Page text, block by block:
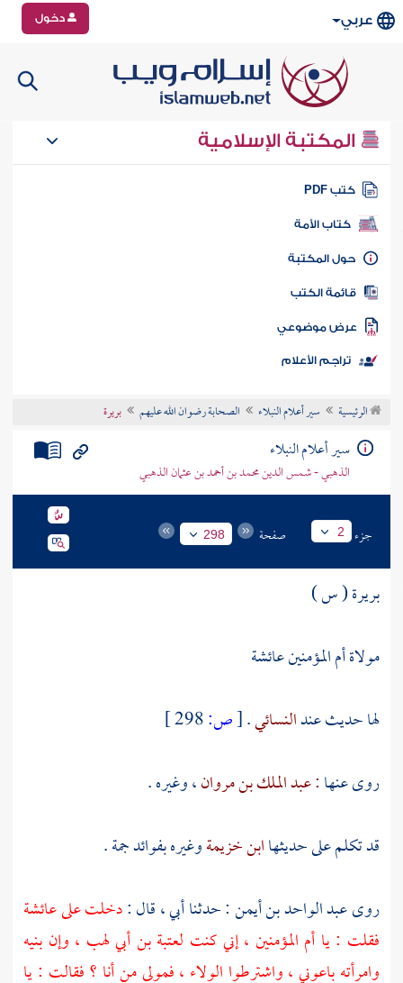
عربي دخول
المكتبة الإسلامية
كتب PDF
كتاب الأمة
المكتبة
الكتب
موضوعي
تراجم الأعلام
الرئيسية سير أعلام النبلاء الصحابة رضوان الله عليهم بريرة
سير أعلام النبلاء
الذهبي - شمس الدين محمد بن أحمد بن عثمان الذهبي
جزء 2 صفحة 298
بريرة ( س )
مولاة أم المؤمنين عائشة
لها حديث عندالنسائي.
[ص:
روى عنها: عبد الملك بن مروان، وغيره .
قد تكلم على حديثهاابن خزيمةوغيره بفوائد جمة .
روىعبد الواحد بن أيمن: حدثنا أبي ، قال :دخلت علىعائشة
فقلت : يا أم المؤمنين ، إني كنت لعتبة بن أبي لهب ، وإن بنيه
وامرأته باعوني ، واشترطوا الولاء ، فمولى من أنا ؟ فقالت : يا